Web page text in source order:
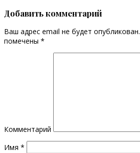
Добавить комментарий
Ваш адрес email не будет опубликован.
помечены *
Комментарий
Имя *